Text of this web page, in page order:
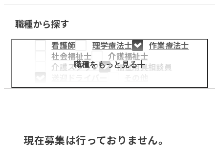
採用情報
医療・介護事業
募集職種
職種から探す
看護師 理学療法士
作業療法士
社会福祉士
介護福祉士
介護スタッフ
福祉用具相談員
職種をもっと見る
現在募集は行っておりません。